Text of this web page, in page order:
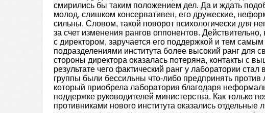
смирились бы таким положением дел. Да и ждать
молод, слишком консервативен, его дружеские,
сильны. Словом, такой поворот психологически для
за счет изменения рангов оппонентов.
с директором, заручается его поддержкой и тем
подразделениями института более высокий ранг для
стороны директора оказалась потеряна, контакты с
результате чего фактический ранг у лаборатории
группы были бессильны что-либо предпринять
который приобрела лаборатория благодаря
поддержке руководителей министерства. Как только
противниками нового института оказались